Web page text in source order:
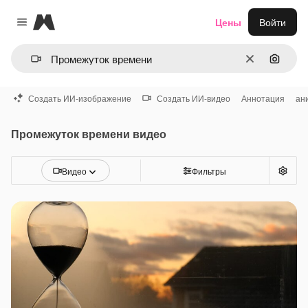
Close menu
Magnific
ОчиститьПоиск
Цены Войти
Создать ИИ-изображение Создать ИИ-видео Аннотация
Промежуток времени видео
Видео Фильтры